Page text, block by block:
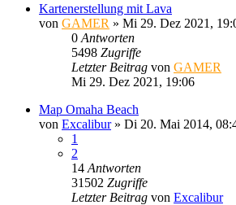
Kartenerstellung mit Lava
von GAMER » Mi 29. Dez 2021,
0 Antworten
5498 Zugriffe
Letzter Beitrag von GAMER
Mi 29. Dez 2021, 19:06
Map Omaha Beach
von Excalibur» Di 20. Mai 2014,
1
2
14 Antworten
31502 Zugriffe
Letzter Beitrag von Excalibur